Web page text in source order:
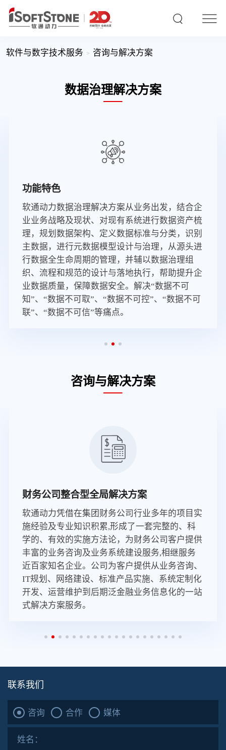
软件与数字技术服务 咨询与解决方案
数据治理解决方案
功能特色
软通动力数据治理解决方案从业务出发，结合企
业业务战略及现状、对现有系统进行数据资产梳
理，规划数据架构、定义数据标准与分类，识别
主数据，进行元数据模型设计与治理，从源头进
行数据全生命周期的管理，并辅以数据治理组
织、流程和规范的设计与落地执行，帮助提升企
业数据质量，保障数据安全。解决“数据不可
知”、“数据不可取”、“数据不可控”、“数据不可
联”、“数据不可信”等痛点。
咨询与解决方案
财务公司整合型全局解决方案
软通动力凭借在集团财务公司行业多年的项目实
施经验及专业知识积累,形成了一套完整的、科
学的、有效的实施方法论，为财务公司客户提供
丰富的业务咨询及业务系统建设服务,相继服务
近百家知名企业。公司为客户提供从业务咨询、
IT规划、网络建设、标准产品实施、系统定制化
开发、运营维护到后期泛金融业务信息化的一站
式解决方案服务。
联系我们
咨询 合作 媒体
姓名：